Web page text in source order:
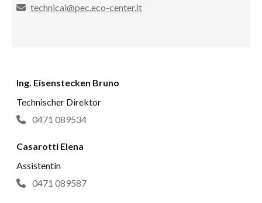
technical@pec.eco-center.it
Ing. Eisenstecken Bruno
Technischer Direktor
0471 089534
Casarotti Elena
Assistentin
0471 089587